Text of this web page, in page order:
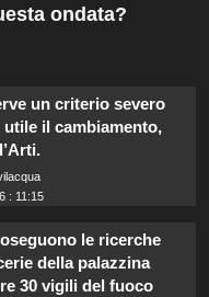
ondata?
un criterio severo
utile il cambiamento,
: 11:15
le ricerche
della palazzina
30 vigili del fuoco